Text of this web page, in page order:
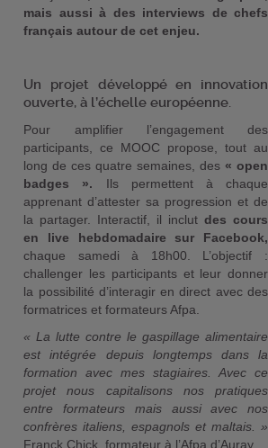
mais aussi à des interviews de chefs
français autour de cet enjeu.
Un projet développé en innovation
ouverte, à l’échelle européenne.
Pour amplifier l’engagement des
participants, ce MOOC propose, tout au
long de ces quatre semaines, des« open
badges ». Ils permettent à chaque
apprenant d’attester sa progression et de
la partager. Interactif, il inclutdes cours
en live hebdomadaire sur Facebook,
chaque samedi à 18h00. L’objectif :
challenger les participants et leur donner
la possibilité d’interagir en direct avec des
formatrices et formateurs Afpa.
« La lutte contre le gaspillage alimentaire
est intégrée depuis longtemps dans la
formation avec mes stagiaires. Avec ce
projet nous capitalisons nos pratiques
entre formateurs mais aussi avec nos
confrères italiens, espagnols et maltais. »
Franck Chick, formateur à l’Afpa d’Auray.